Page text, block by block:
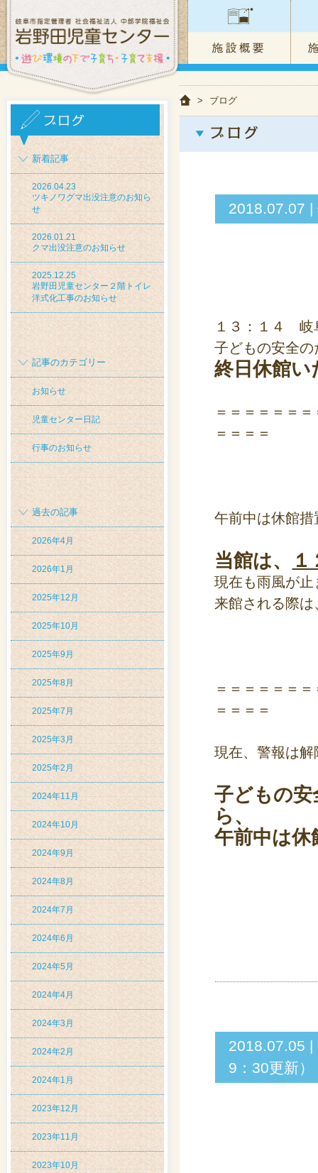
新着記事
2026.04.23
ツキノワグマ出没注意のお知ら
せ
2026.01.21
クマ出没注意のお知らせ
2025.12.25
岩野田児童センター２階トイレ
洋式化工事のお知らせ
記事のカテゴリー
お知らせ
児童センター日記
行事のお知らせ
過去の記事
2026年4月
2026年1月
2025年12月
2025年10月
2025年9月
2025年8月
2025年7月
2025年3月
2025年2月
2024年11月
2024年10月
2024年9月
2024年8月
2024年7月
2024年6月
2024年5月
2024年4月
2024年3月
2024年2月
2024年1月
2023年12月
2023年11月
2023年10月
> ブログ
2018.07.07
１３：１４ 岐
子どもの安全の
終日休館
＝＝＝＝＝＝
＝＝＝＝
午前中は休館
当館は、
現在も雨風が
来館される際
＝＝＝＝＝＝
＝＝＝＝
現在、警報は
子どもの
ら、
午前中は
2018.07.05
9：30更新）